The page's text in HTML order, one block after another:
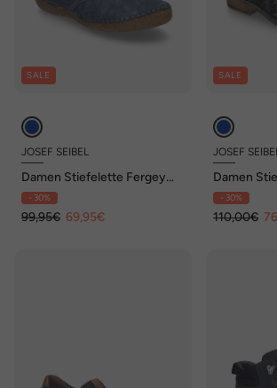
SALE
JOSEF SEIBEL
Damen Stiefelette Fergey
65, ocean
- 30%
99,95€ 69,95€
SALE
JOSEF
Damen
iceblue-
- 30%
110,00€